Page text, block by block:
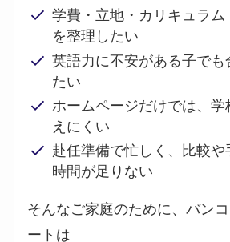
学費・立地・カリキュラム
を整理したい
英語力に不安がある子でも
たい
ホームページだけでは、学
えにくい
赴任準備で忙しく、比較や
時間が足りない
そんなご家庭のために、バン
ートは